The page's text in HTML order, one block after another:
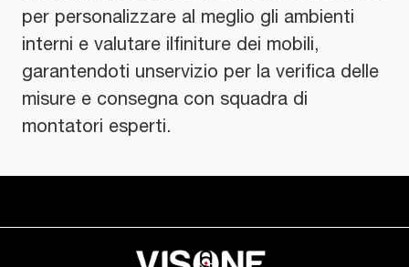
per personalizzare al meglio gli ambienti
interni e valutare ilfiniture dei mobili,
garantendoti unservizio per la verifica delle
misure e consegna con squadra di
montatori esperti.